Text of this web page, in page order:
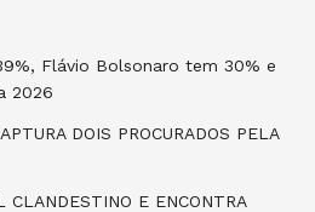
Flávio Bolsonaro tem 30% e
2026
DOIS PROCURADOS PELA
CLANDESTINO E ENCONTRA